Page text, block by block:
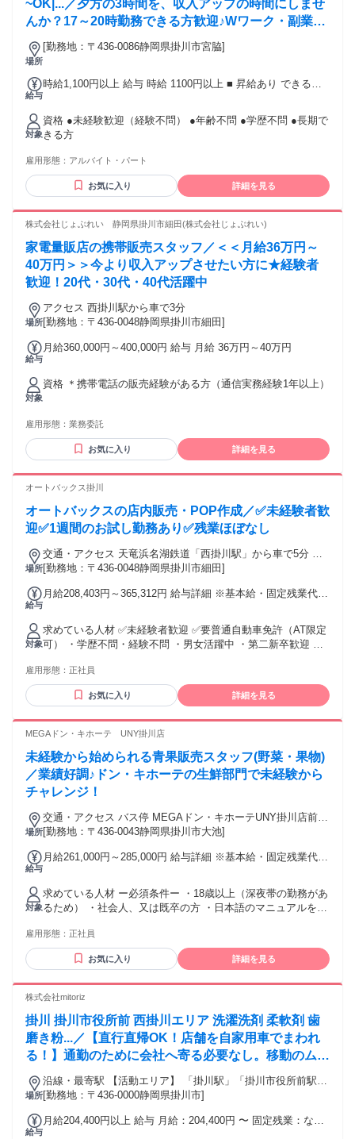
~OK|...／夕方の3時間を、収入アップの時間にしませ
んか？17～20時勤務できる方歓迎♪Wワーク・副業
OK！地域の常連さんが多い、あたたかいお店です。
場所
[勤務地：〒436-0086静岡県掛川市宮脇]
給与
時給1,100円以上 給与 時給 1100円以上 ■ 昇給あり できるこ
対象
資格 ●未経験歓迎（経験不問） ●年齢不問 ●学歴不問 ●長期で
きる方
雇用形態： アルバイト・パート
お気に入り 詳細を見る
株式会社じょぶれい 静岡県掛川市細田(株式会社じょぶれい)
家電量販店の携帯販売スタッフ／＜＜月給36万円～
40万円＞＞今より収入アップさせたい方に★経験者
歓迎！20代・30代・40代活躍中
場所
アクセス 西掛川駅から車で3分
[勤務地：〒436-0048静岡県掛川市細田]
給与
月給360,000円～400,000円 給与 月給 36万円～40万円
対象
資格 ＊携帯電話の販売経験がある方（通信実務経験1年以上）
雇用形態： 業務委託
お気に入り 詳細を見る
オートバックス掛川
オートバックスの店内販売・POP作成／✅未経験者歓
迎✅1週間のお試し勤務あり✅残業ほぼなし
場所
交通・アクセス 天竜浜名湖鉄道「西掛川駅」から車で5分 ＊
車通勤OK！(無料駐車場完備)
[勤務地：〒436-0048静岡県掛川市細田]
給与
月給208,403円～365,312円 給与詳細 ※基本給・固定残業代の
あり 1ヶ月あたり1万9937円 〜 3万5691円（固定残業時間：1
ヶ月あたり14時間30分） 固定残業時間を超えた勤務時間につ
いては別途残業代を支給する 【一律手当】 全員に一律で支払
われる通勤・皆勤・家族手当金額：なし 全員に一律で支払わ
修期間の条件：給与条件が異なる 【給与】 本採用と異なる
基本給 : 時給 1100円 〜
対象
求めている人材 ✅未経験者歓迎 ✅要普通自動車免許（AT限定
可） ・学歴不問・経験不問 ・男女活躍中 ・第二新卒歓迎 ・
な方に向いています！〜 ・運転・ドライブすることが好き ・
自分の車にはちょっとこだわりを 持っている ・デスク仕事で
ジッとしているより 動いている方が好き ・人と関わること、
たい
雇用形態： 正社員
お気に入り 詳細を見る
MEGAドン・キホーテ UNY掛川店
未経験から始められる青果販売スタッフ(野菜・果物)
／業績好調♪ドン・キホーテの生鮮部門で未経験から
チャレンジ！
場所
交通・アクセス バス停 MEGAドン・キホーテUNY掛川店前/
静岡県掛川市から徒歩1分
[勤務地：〒436-0043静岡県掛川市大池]
給与
月給261,000円～285,000円 給与詳細 ※基本給・固定残業代・
定残業代：あり 1ヶ月あたり1万7800円 〜 1万9400円（固定残
業時間：1ヶ月あたり10時間） 固定残業時間を超えた勤務時
間については別途残業代を支給する 【一律手当】 全員に一律
で支払われる通勤・皆勤・家族手当金額：なし 全員に一律で
10hを超えた場合は別途支給 【手当】 ＜安心して働けるよう
に、さまざまな手当もご用意＞ ・時間外手当 ・深夜勤務手当
・休日出勤手当 ・通勤交通費支給 ＊交通費は月上限3万円ま
で支給します！ 【昇給】 給与改定年2回／1月、7月（人事考
課に基づく） 能力に応じて毎月昇降格の機会あり 【賞与】
年2回
対象
求めている人材 ー必須条件ー ・18歳以上（深夜帯の勤務があ
るため） ・社会人、又は既卒の方 ・日本語のマニュアルを問
わせ等の一次対応を行うため、 日本語で円滑にコミュニケー
ションが取れる方 ・敬語を用いた顧客対応およびクレーム初
期対応が可能な方 ・本職種は「生鮮食品の加工（調理）」お
者歓迎！ー 入社後に働き方や知識を学んでください。 ・経験
は歓迎！ー ・大手企業、有名企業で、新たなキャリアに挑戦
したい方 ・人々を笑顔にできる、やりがいのある仕事がした
い方 ・地域貢献できる仕事に挑戦したい方 前職は、飲食店・
ホテル・営業・小売・サービスなど様々。 それぞれがこれま
での経験を活かし、支え合いながら活躍しています！ ー先輩
社員の声ー 未経験で入社しましたが、不安はありませんでし
ワクワクの方が大きかったです！ 入社後も研修が大変丁寧
雇用形態： 正社員
お気に入り 詳細を見る
株式会社mitoriz
掛川 掛川市役所前 西掛川エリア 洗濯洗剤 柔軟剤 歯
磨き粉...／【直行直帰OK！店舗を自家用車でまわれ
る！】通勤のために会社へ寄る必要なし。移動のムダ
を減らせます！
場所
沿線・最寄駅 【活動エリア】 「掛川駅」「掛川市役所前駅」
「西掛川駅」周辺など
[勤務地：〒436-0000静岡県掛川市]
給与
月給204,400円以上 給与 月給：204,400円 〜 固定残業：なし